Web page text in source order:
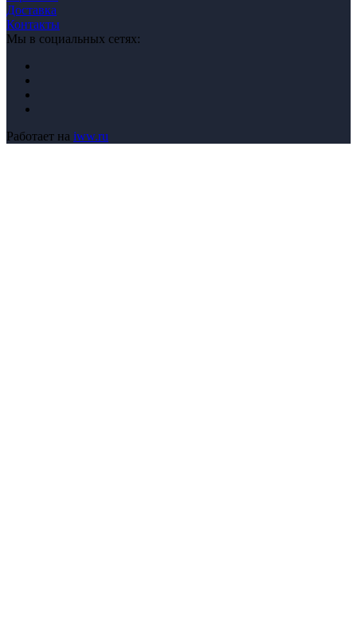
Доставка
Контакты
Мы в социальных сетях:
Работает на iww.ru